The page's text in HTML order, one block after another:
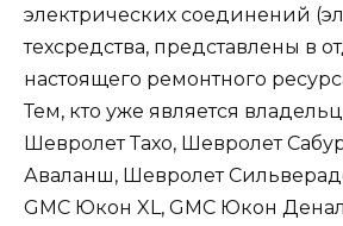
электрических соединений
техсредства, представлены в
настоящего ремонтного
Тем, кто уже является
Шевролет Тахо, Шевролет
Аваланш, Шевролет
GMC Юкон XL, GMC Юкон